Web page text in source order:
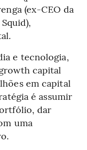
(ex-CEO da
e tecnologia,
capital
em capital
é assumir
dar
uma